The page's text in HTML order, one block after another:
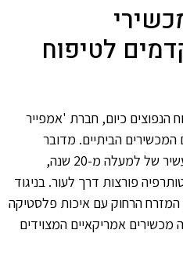
לטיפוח
הנפוצים כיום, חברת 'אמפייר
הביתיים. מדובר
בחברה אמריקאית בעלת ניסיון עשיר של למעלה מ-20 שנה,
פורצות דרך לעור. בניגוד
המזרח הרחוק עם איכות פלסטיקה
מכשירים אמריקאיים המצוידים